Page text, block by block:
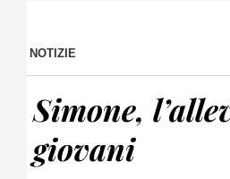
NOTIZIE
Simone,
giovani